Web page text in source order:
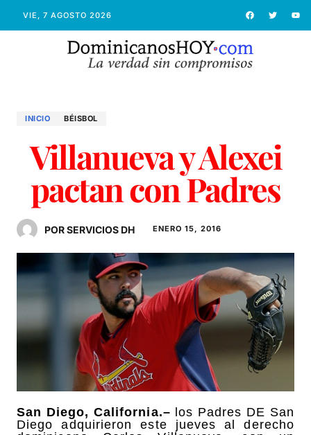
VIE, 7 AGOSTO 2026
INICIO BÉISBOL
Villanueva y Alexei
pactan con Padres
POR SERVICIOS DH ENERO 15, 2016
San Diego, California.– los Padres DE San
Diego adquirieron este jueves al derecho